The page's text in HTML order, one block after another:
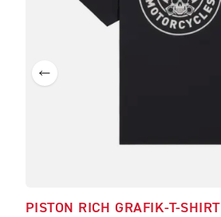
PISTON RICH GRAFIK-T-SHIRT